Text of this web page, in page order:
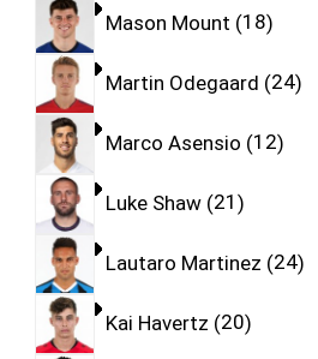
Mason Mount 18
Martin Odegaard 24
Marco Asensio 12
Luke Shaw 21
Lautaro Martinez 24
Kai Havertz 20